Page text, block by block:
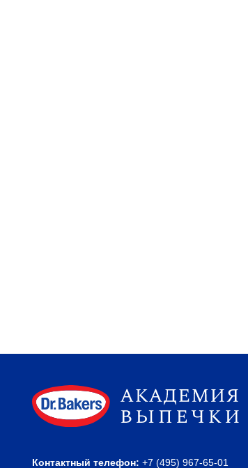
Контактный телефон: +7 (495) 967-65-01